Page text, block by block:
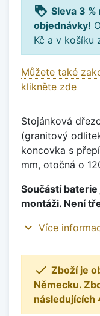
loyalty Sleva 3
objednávky!
Kč a v košíku
Můžete také
klikněte zde
Stojánková
(granitový
koncovka s
mm, otočná o
Součástí
montáži. Není
expand_more Více
 Zboží je
Německu.
následujících